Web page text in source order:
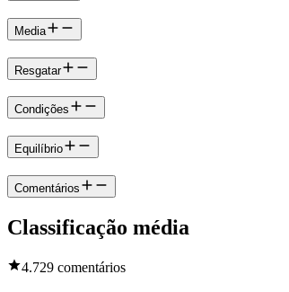
Media
Resgatar
Condições
Equilíbrio
Comentários
Classificação média
4.729 comentários